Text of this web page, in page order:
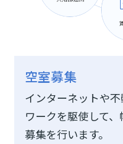
空室募集
インターネットや
ワークを駆使して
募集を行います。